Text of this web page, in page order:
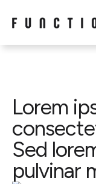
Lorem
Sed
pulvinar